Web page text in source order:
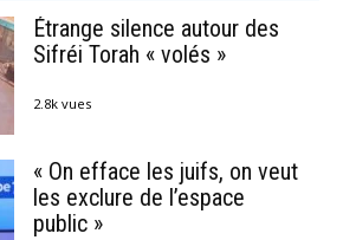
Étrange silence autour des
Sifréi Torah « volés »
2.8k vues
« On efface les juifs, on veut
les exclure de l’espace
public »